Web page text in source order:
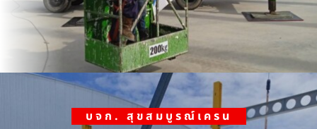
บจก. สุขสมบูรณ์เครน